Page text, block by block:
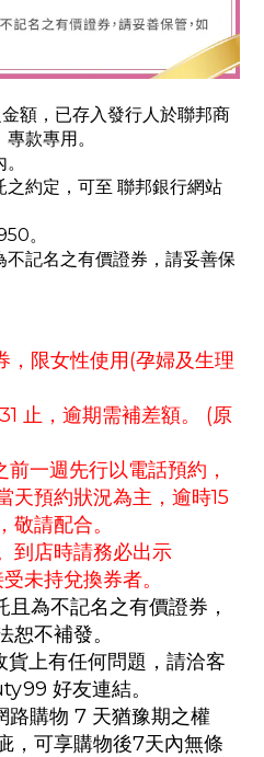
額，已存入發行人於聯邦商
款專用。
約定，可至 聯邦銀行網站
。
記名之有價證券，請妥善保
，限女性使用(孕婦及生理
止，逾期需補差額。 (原
一週先行以電話預約，
天預約狀況為主，逾時15
請配合。
到店時請務必出示
未持兌換券者。
為不記名之有價證券，
不補發。
貨上有任何問題，請洽客
好友連結。
路購物 7 天猶豫期之權
，可享購物後7天內無條